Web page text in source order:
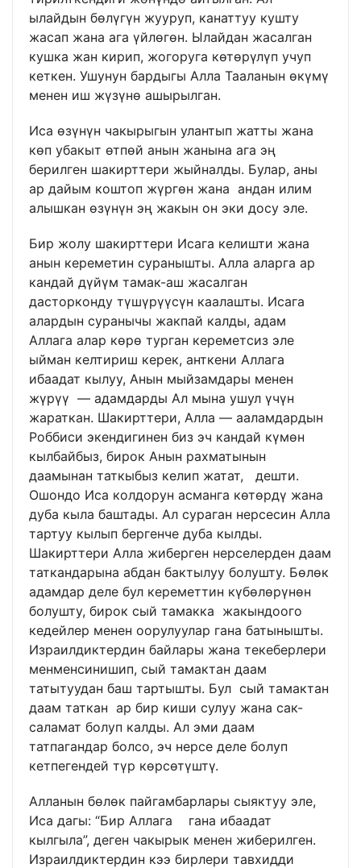
ылайдын бөлүгүн жууруп, канаттуу кушту
жасап жана ага үйлөгөн. Ылайдан жасалган
кушка жан кирип, жогоруга көтөрүлүп учуп
кеткен. Ушунун бардыгы Алла Тааланын өкүмү
менен иш жүзүнө ашырылган.
Иса өзүнүн чакырыгын улантып жатты жана
көп убакыт өтпөй анын жанына ага эң
берилген шакирттери жыйналды. Булар, аны
ар дайым коштоп жүргөн жана андан илим
алышкан өзүнүн эң жакын он эки досу эле.
Бир жолу шакирттери Исага келишти жана
анын кереметин суранышты. Алла аларга ар
кандай дүйүм тамак-аш жасалган
дасторконду түшүрүүсүн каалашты. Исага
алардын суранычы жакпай калды, адам
Аллага алар көрө турган кереметсиз эле
ыйман келтириш керек, анткени Аллага
ибаадат кылуу, Анын мыйзамдары менен
жүрүү — адамдарды Ал мына ушул үчүн
жараткан. Шакирттери, Алла — ааламдардын
Роббиси экендигинен биз эч кандай күмөн
кылбайбыз, бирок Анын рахматынын
даамынан таткыбыз келип жатат, дешти.
Ошондо Иса колдорун асманга көтөрдү жана
дуба кыла баштады. Ал сураган нерсесин Алла
тартуу кылып бергенче дуба кылды.
Шакирттери Алла жиберген нерселерден даам
таткандарына абдан бактылуу болушту. Бөлөк
адамдар деле бул кереметтин күбөлөрүнөн
болушту, бирок сый тамакка жакындоого
кедейлер менен оорулуулар гана батынышты.
Израилдиктердин байлары жана текеберлери
менменсинишип, сый тамактан даам
татытуудан баш тартышты. Бул сый тамактан
даам таткан ар бир киши сулуу жана сак-
саламат болуп калды. Ал эми даам
татпагандар болсо, эч нерсе деле болуп
кетпегендей түр көрсөтүштү.
Алланын бөлөк пайгамбарлары сыяктуу эле,
Иса дагы: “Бир Аллага гана ибаадат
кылгыла”, деген чакырык менен жиберилген.
Израилдиктердин кээ бирлери тавхидди